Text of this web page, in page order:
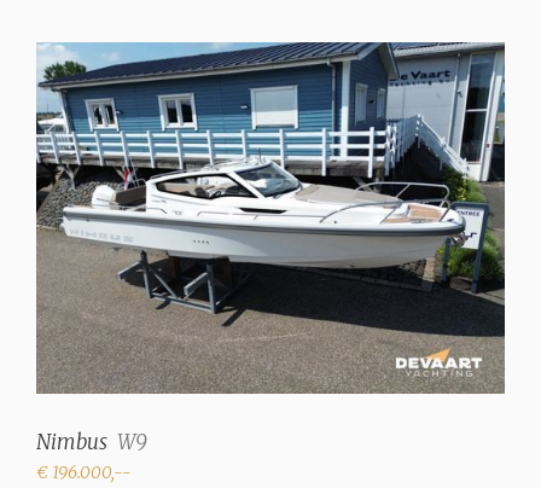
Nimbus W9
€ 196.000,--